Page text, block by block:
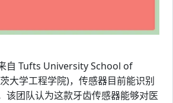
自 Tufts University School of
大学工程学院)，传感器目前能识别
该团队认为这款牙齿传感器能够对医